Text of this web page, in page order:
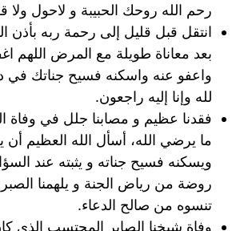
رحم الله روحك الحبيبة و لاحول ولا
انتقل قبل قليل إلى رحمة ربه بأذن
بعد معاناة طويلة مع المرض اللهم
واعفو عنه واسكنه فسيح جناتك في دار
لله وإنا إليه راجعون.
فقدنا عظيم و مصابنا جلل في وفاة
ما يرضي الله، أسأل الله العظيم أن
ويسكنه فسيح جناته و يثبته عند
روضة من رياض الجنة و يلهمنا
تنسوه من صالح الدعاء.
وفاة شيخنا الصابر المحتسب الذي